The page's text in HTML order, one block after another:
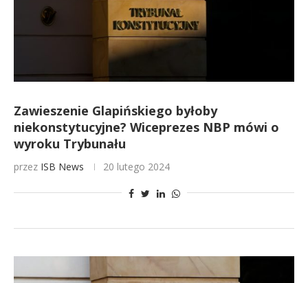
Zawieszenie Glapińskiego byłoby
niekonstytucyjne? Wiceprezes NBP mówi o
wyroku Trybunału
przez ISB News 20 lutego 2024